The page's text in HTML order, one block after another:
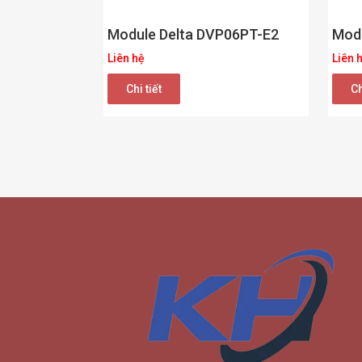
Module Delta DVP06PT-E2
Liên hệ
Chi tiết
Liên